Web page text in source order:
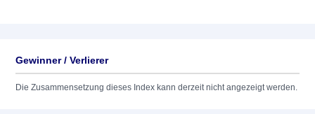
Gewinner / Verlierer
Die Zusammensetzung dieses Index kann derzeit nicht angezeigt werden.